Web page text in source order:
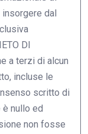
dal
DI
a terzi di alcun
incluse le
scritto di
è nullo ed
non fosse